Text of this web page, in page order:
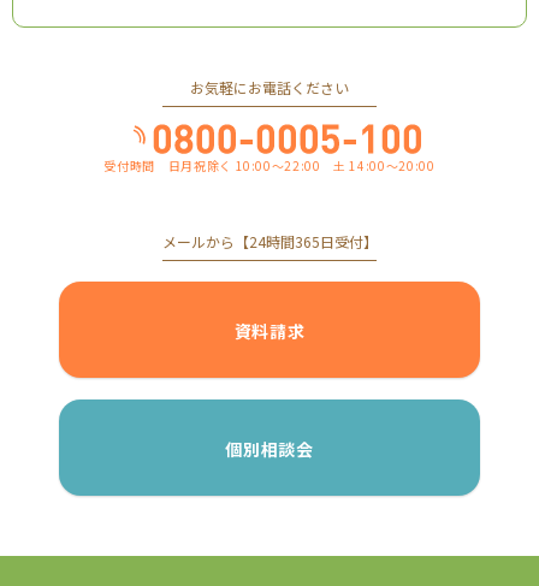
お気軽にお電話ください
受付時間 日月祝除く 10:00～22:00 土 14:00～20:00
メールから【24時間365日受付】
資料請求
個別相談会